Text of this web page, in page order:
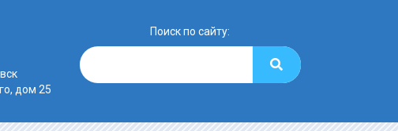
дом 25
Поиск по сайту: